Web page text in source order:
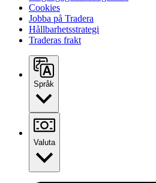
Cookies
Jobba på Tradera
Hållbarhetsstrategi
Traderas frakt
Språk
Valuta